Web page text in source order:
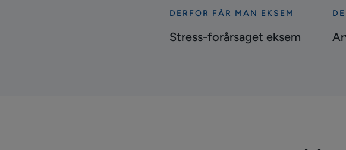
Se
mere
DERFOR FÅR MAN EKSEM
Stress-forårsaget eksem
Se